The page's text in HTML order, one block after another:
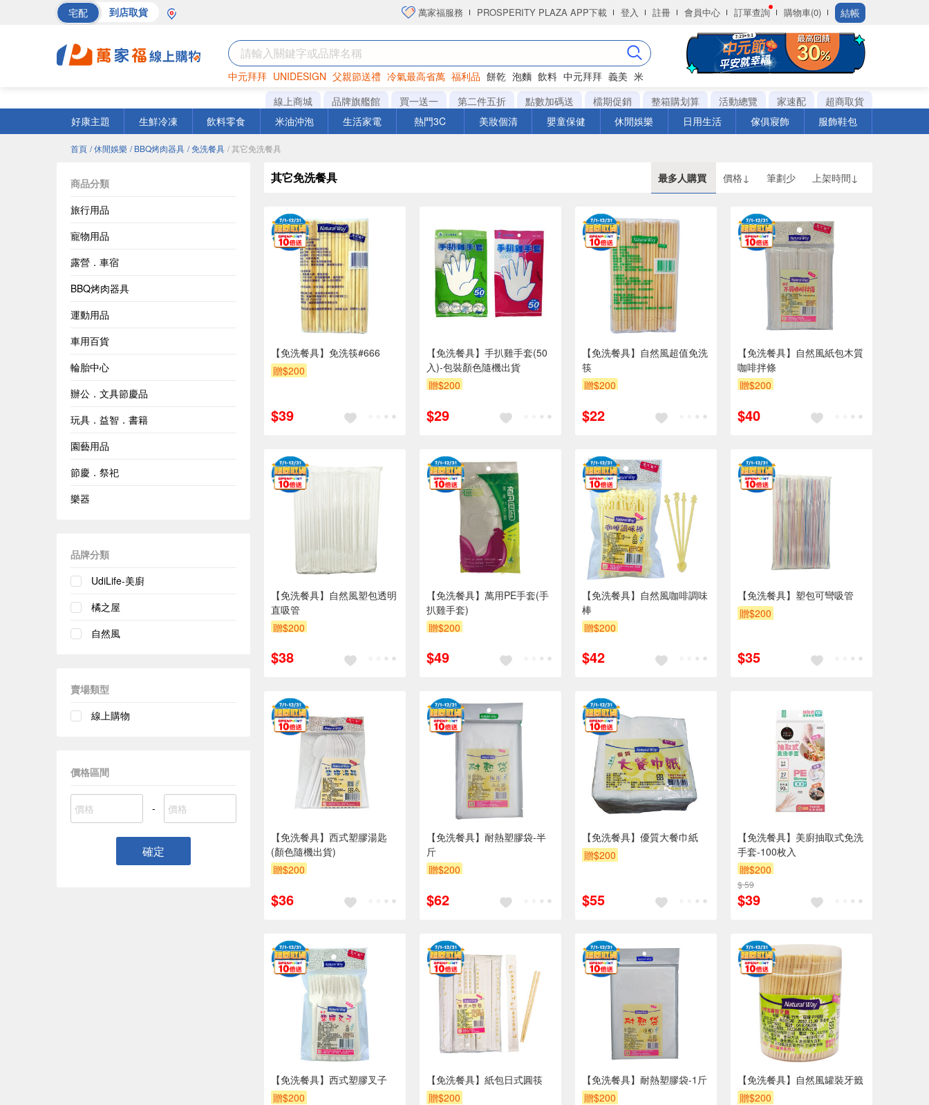
宅配 到店取貨 萬家福服務 PROSPERITY PLAZA APP下載 登入 註冊 會員中心 訂單查詢 購物車(0) 結帳
中元拜拜 UNIDESIGN 父親節送禮 冷氣最高省萬 福利品 餅乾 泡麵 飲料 中元拜拜 義美 米
巧克力 罐頭 衛生紙
線上商城 品牌旗艦館 買一送一 第二件五折 點數加碼送 檔期促銷 整箱購划算 活動總覽 家速配
超商取貨
好康主題
生鮮冷凍 飲料零食 米油沖泡 生活家電 熱門3C 美妝個清 嬰童保健 休閒娛樂 日用生活 傢俱寢飾 服飾鞋包
首頁 / 休閒娛樂 / BBQ烤肉器具 / 免洗餐具 / 其它免洗餐具
商品分類
旅行用品
寵物用品
露營．車宿
BBQ烤肉器具
運動用品
車用百貨
輪胎中心
辦公．文具節慶品
玩具．益智．書籍
園藝用品
節慶．祭祀
樂器
品牌分類
UdiLife-美廚
橘之屋
自然風
賣場類型
線上購物
價格區間
-
確定
其它免洗餐具 最多人購買 價格↓ 筆劃少 上架時間↓
【免洗餐具】免洗筷#666
贈$200
$39
【免洗餐具】手扒雞手套(50
入)-包裝顏色隨機出貨
贈$200
$29
【免洗餐具】自然風超值免洗
筷
贈$200
$22
【免洗餐具】自然風紙包木質
咖啡拌條
贈$200
$40
【免洗餐具】自然風塑包透明
直吸管
贈$200
$38
【免洗餐具】萬用PE手套(手
扒雞手套)
贈$200
$49
【免洗餐具】自然風咖啡調味
棒
贈$200
$42
【免洗餐具】塑包可彎吸管
贈$200
$35
【免洗餐具】西式塑膠湯匙
(顏色隨機出貨)
贈$200
$36
【免洗餐具】耐熱塑膠袋-半
斤
贈$200
$62
【免洗餐具】優質大餐巾紙
贈$200
$55
【免洗餐具】美廚抽取式免洗
手套-100枚入
贈$200
$ 59
$39
【免洗餐具】西式塑膠叉子
贈$200
【免洗餐具】紙包日式圓筷
贈$200
【免洗餐具】耐熱塑膠袋-1斤
贈$200
【免洗餐具】自然風罐裝牙籤
贈$200